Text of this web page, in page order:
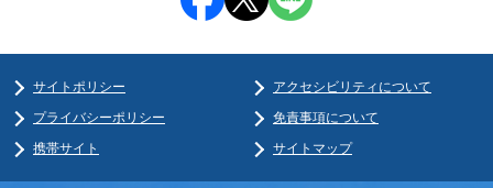
サイトポリシー
アクセシビリティについて
プライバシーポリシー
免責事項について
携帯サイト
サイトマップ